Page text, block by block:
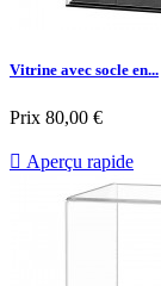
Vitrine avec socle en...
Prix 80,00 €
 Aperçu rapide